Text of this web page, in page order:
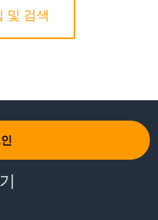
고 [서비스]를 선택하고 [개
입력하고 선택적으로 [
.
실행하여 모듈 코드를 다운
널에서 다음 명령을 실행합
및 검색